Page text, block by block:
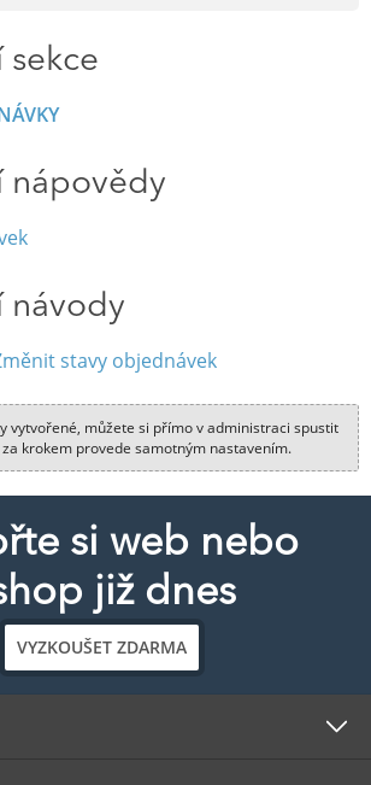
sekce
nápovědy
návody
stavy objednávek
vytvořené, můžete si přímo v administraci spustit
krokem provede samotným nastavením.
si web nebo
již dnes
VYZKOUŠET ZDARMA